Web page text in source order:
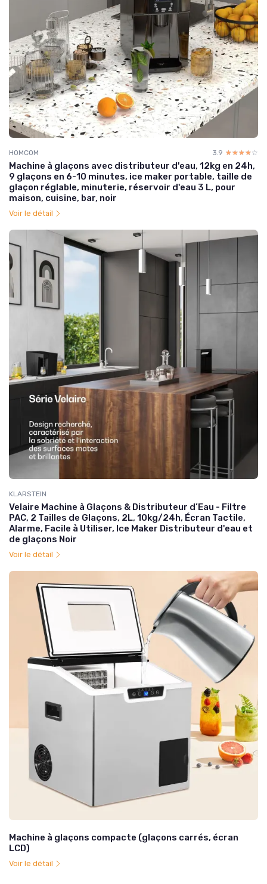
HOMCOM 3.9 ☆☆☆☆☆
★★★★★
Machine à glaçons avec distributeur d'eau, 12kg en 24h,
9 glaçons en 6-10 minutes, ice maker portable, taille de
glaçon réglable, minuterie, réservoir d'eau 3 L, pour
maison, cuisine, bar, noir
Voir le détail
KLARSTEIN
Velaire Machine à Glaçons & Distributeur d’Eau - Filtre
PAC, 2 Tailles de Glaçons, 2L, 10kg/24h, Écran Tactile,
Alarme, Facile à Utiliser, Ice Maker Distributeur d'eau et
de glaçons Noir
Voir le détail
Machine à glaçons compacte (glaçons carrés, écran
LCD)
Voir le détail